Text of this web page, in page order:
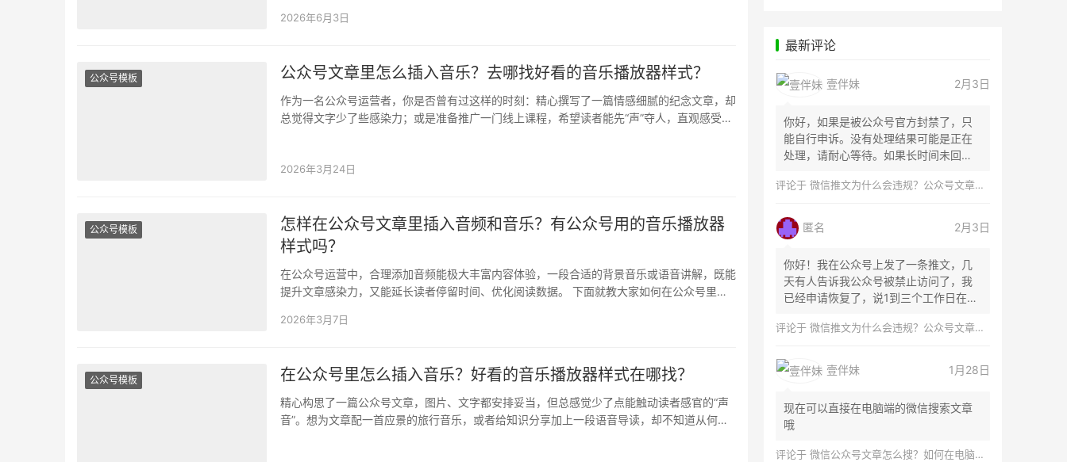
2026年6月3日
公众号模板 公众号文章里怎么插入音乐？去哪找好看的音乐播放器样式？
作为一名公众号运营者，你是否曾有过这样的时刻：精心撰写了一篇情感细腻的纪念文章，却
总觉得文字少了些感染力；或是准备推广一门线上课程，希望读者能先“声”夺人，直观感受课
2026年3月24日
公众号模板
怎样在公众号文章里插入音频和音乐？有公众号用的音乐播放器
样式吗？
在公众号运营中，合理添加音频能极大丰富内容体验，一段合适的背景音乐或语音讲解，既能
提升文章感染力，又能延长读者停留时间、优化阅读数据。 下面就教大家如何在公众号里插
2026年3月7日
公众号模板 在公众号里怎么插入音乐？好看的音乐播放器样式在哪找？
精心构思了一篇公众号文章，图片、文字都安排妥当，但总感觉少了点能触动读者感官的“声
音”。想为文章配一首应景的旅行音乐，或者给知识分享加上一段语音导读，却不知道从何下
最新评论
壹伴妹 2月3日
你好，如果是被公众号官方封禁了，只
能自行申诉。没有处理结果可能是正在
处理，请耐心等待。如果长时间未回
评论于 微信推文为什么会违规？公众号文章怎么检测是否违规？
匿名 2月3日
你好！我在公众号上发了一条推文，几
天有人告诉我公众号被禁止访问了，我
已经申请恢复了，说1到三个工作日在微
评论于 微信推文为什么会违规？公众号文章怎么检测是否违规？
壹伴妹 1月28日
现在可以直接在电脑端的微信搜索文章
哦
评论于 微信公众号文章怎么搜？如何在电脑上搜索公众号文章？